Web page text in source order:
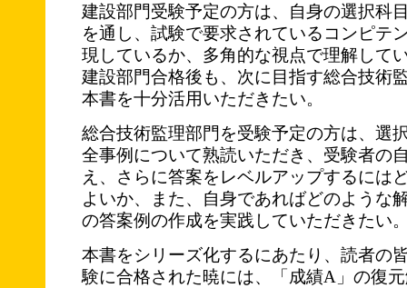
建設部門受験予定の方は、自身の選択科
を通し、試験で要求されているコンピテ
現しているか、多角的な視点で理解して
建設部門合格後も、次に目指す総合技術
本書を十分活用いただきたい。
総合技術監理部門を受験予定の方は、選
全事例について熟読いただき、受験者の
え、さらに答案をレベルアップするには
よいか、また、自身であればどのような
の答案例の作成を実践していただきたい
本書をシリーズ化するにあたり、読者の
験に合格された暁には、「成績A」の復